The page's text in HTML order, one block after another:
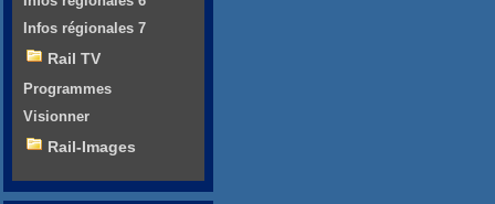
Infos régionales 7
Rail TV
Programmes
Visionner
Rail-Images